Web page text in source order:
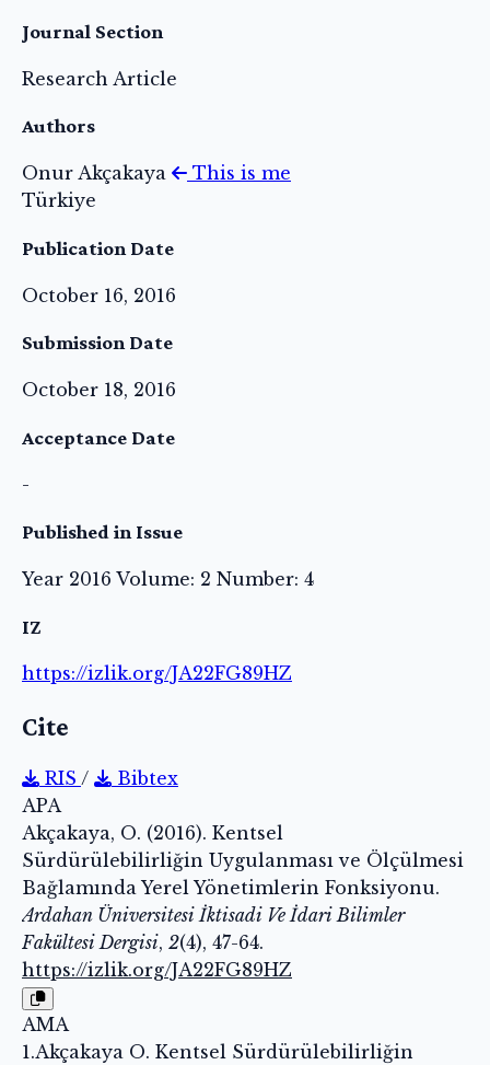
Journal Section
Research Article
Authors
Onur Akçakaya
This is me
Türkiye
Publication Date
October 16, 2016
Submission Date
October 18, 2016
Acceptance Date
-
Published in Issue
Year 2016 Volume: 2 Number: 4
IZ
https://izlik.org/JA22FG89HZ
Cite
RIS /
Bibtex
APA
Akçakaya, O. (2016). Kentsel
Sürdürülebilirliğin Uygulanması ve Ölçülmesi
Bağlamında Yerel Yönetimlerin Fonksiyonu.
Ardahan Üniversitesi İktisadi Ve İdari Bilimler
Fakültesi Dergisi, 2(4), 47-64.
https://izlik.org/JA22FG89HZ
AMA
1.Akçakaya O. Kentsel Sürdürülebilirliğin